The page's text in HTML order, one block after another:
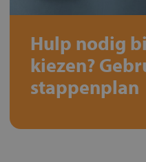
Hulp nodig
kiezen?
stappenplan